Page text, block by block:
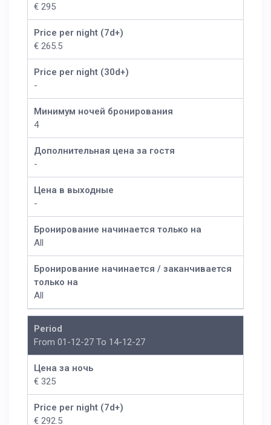
€ 295
Price per night (7d+)
€ 265.5
Price per night (30d+)
-
Минимум ночей бронирования
4
Дополнительная цена за гостя
-
Цена в выходные
-
Бронирование начинается только на
All
Бронирование начинается / заканчивается
только на
All
Period
From 01-12-27 To 14-12-27
Цена за ночь
€ 325
Price per night (7d+)
€ 292.5